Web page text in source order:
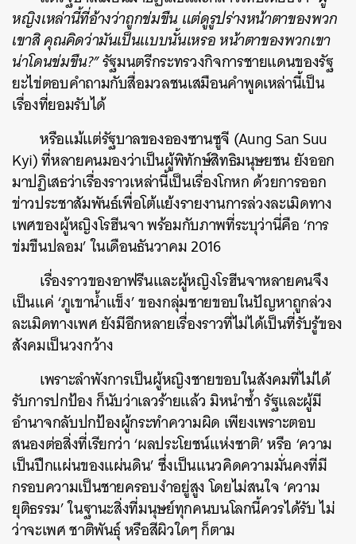
หญิงเหล่านี้ที่อ้างว่าถูกข่มขืน แต่ดูรูปร่างหน้าตาของพวก
เขาสิ คุณคิดว่ามันเป็นแบบนั้นเหรอ หน้าตาของพวกเขา
น่าโดนข่มขืน?”รัฐมนตรีกระทรวงกิจการชายแดนของรัฐ
ยะไข่ตอบคำถามกับสื่อมวลชนเสมือนคำพูดเหล่านี้เป็น
เรื่องที่ยอมรับได้
หรือแม้แต่รัฐบาลของอองซานซูจี (Aung San Suu
Kyi) ที่หลายคนมองว่าเป็นผู้พิทักษ์สิทธิมนุษยชน ยังออก
มาปฏิเสธว่าเรื่องราวเหล่านี้เป็นเรื่องโกหก ด้วยการออก
ข่าวประชาสัมพันธ์เพื่อโต้แย้งรายงานการล่วงละเมิดทาง
เพศของผู้หญิงโรฮีนจา พร้อมกับภาพที่ระบุว่านี่คือ ‘การ
ข่มขืนปลอม’ ในเดือนธันวาคม 2016
เรื่องราวของอาฟรีนและผู้หญิงโรฮีนจาหลายคนจึง
เป็นแค่ ‘ภูเขาน้ำแข็ง’ ของกลุ่มชายขอบในปัญหาถูกล่วง
ละเมิดทางเพศ ยังมีอีกหลายเรื่องราวที่ไม่ได้เป็นที่รับรู้ของ
สังคมเป็นวงกว้าง
เพราะลำพังการเป็นผู้หญิงชายขอบในสังคมที่ไม่ได้
รับการปกป้อง ก็นับว่าเลวร้ายแล้ว มิหนำซ้ำ รัฐและผู้มี
อำนาจกลับปกป้องผู้กระทำความผิด เพียงเพราะตอบ
สนองต่อสิ่งที่เรียกว่า ‘ผลประโยชน์แห่งชาติ’ หรือ ‘ความ
เป็นปึกแผ่นของแผ่นดิน’ ซึ่งเป็นแนวคิดความมั่นคงที่มี
กรอบความเป็นชายครอบงำอยู่สูง โดยไม่สนใจ ‘ความ
ยุติธรรม’ ในฐานะสิ่งที่มนุษย์ทุกคนบนโลกนี้ควรได้รับ ไม่
ว่าจะเพศ ชาติพันธุ์ หรือสีผิวใดๆ ก็ตาม